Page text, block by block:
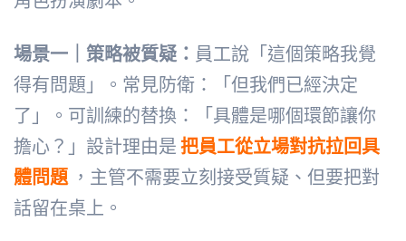
場景一｜策略被質疑： 員工說「這個策略我覺
得有問題」。常見防衛：「但我們已經決定
了」。可訓練的替換：「具體是哪個環節讓你
擔心？」設計理由是 把員工從立場對抗拉回具
體問題 ，主管不需要立刻接受質疑、但要把對
話留在桌上。